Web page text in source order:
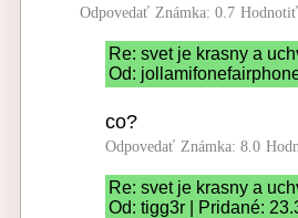
Odpovedať Známka: 0.7
Re: svet je krasny a
Od:
co?
Odpovedať Známka: 8.0
Re: svet je krasny a
Od: tigg3r | Pridané: